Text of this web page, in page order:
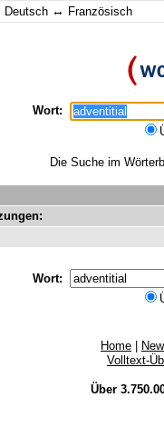
Deutsch ↔ Französisch
Wort:
Die Suche im
Wort:
Home
Volltext-
Über